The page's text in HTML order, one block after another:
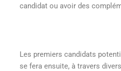
candidat ou avoir des
Les premiers candidats
se fera ensuite, à travers